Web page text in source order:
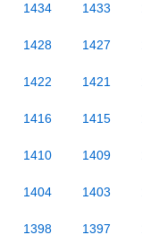
1434 1433
1428 1427
1422 1421
1416 1415
1410 1409
1404 1403
1398 1397